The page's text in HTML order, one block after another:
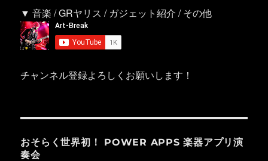
▼ 音楽 / GRヤリス / ガジェット紹介 / その他
チャンネル登録よろしくお願いします！
おそらく世界初！ POWER APPS 楽器アプリ演
奏会